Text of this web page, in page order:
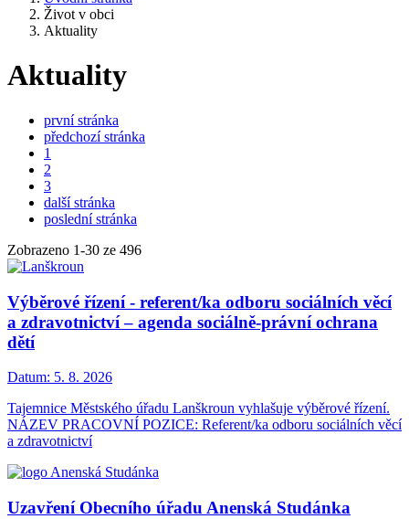
Život v obci
Aktuality
Aktuality
první stránka
předchozí stránka
1
2
3
další stránka
poslední stránka
Zobrazeno 1-30 ze 496
Výběrové řízení - referent/ka odboru sociálních věcí
a zdravotnictví – agenda sociálně-právní ochrana
dětí
Datum: 5. 8. 2026
Tajemnice Městského úřadu Lanškroun vyhlašuje výběrové řízení.
NÁZEV PRACOVNÍ POZICE: Referent/ka odboru sociálních věcí
a zdravotnictví
Uzavření Obecního úřadu Anenská Studánka